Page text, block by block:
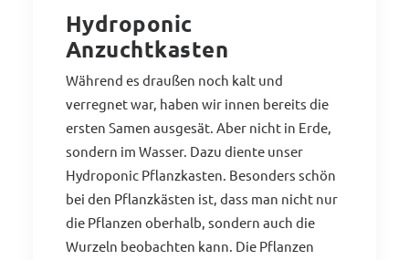
Hydroponic
Anzuchtkasten
Während es draußen noch kalt und
verregnet war, haben wir innen bereits die
ersten Samen ausgesät. Aber nicht in Erde,
sondern im Wasser. Dazu diente unser
Hydroponic Pflanzkasten. Besonders schön
bei den Pflanzkästen ist, dass man nicht nur
die Pflanzen oberhalb, sondern auch die
Wurzeln beobachten kann. Die Pflanzen